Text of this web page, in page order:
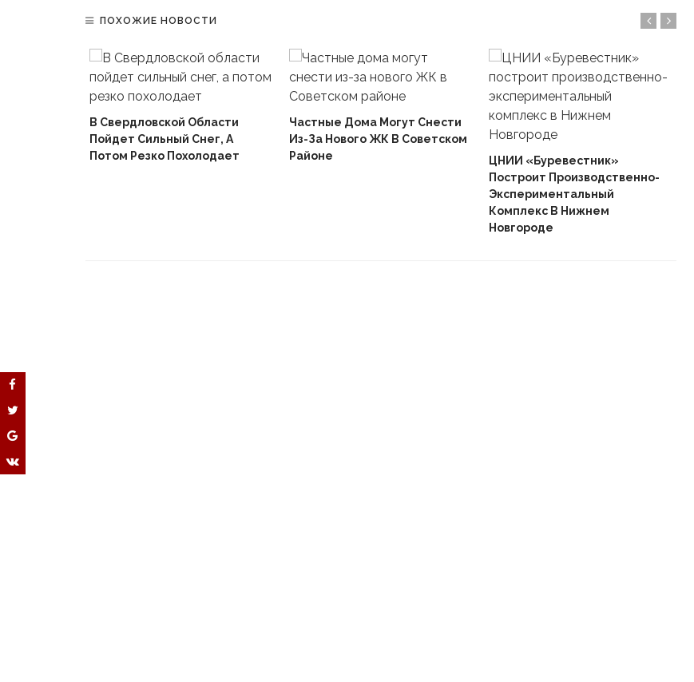
ПОХОЖИЕ НОВОСТИ
В Свердловской Области
Пойдет Сильный Снег, А
Потом Резко Похолодает
Частные Дома Могут Снести
Из-За Нового ЖК В Советском
Районе
ЦНИИ «Буревестник»
Построит Производственно-
Экспериментальный
Комплекс В Нижнем
Новгороде